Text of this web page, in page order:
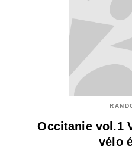
Occitanie vol.1
vélo